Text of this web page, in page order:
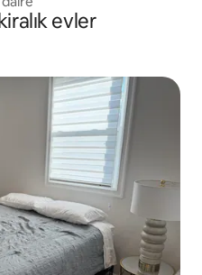
evler
arasında